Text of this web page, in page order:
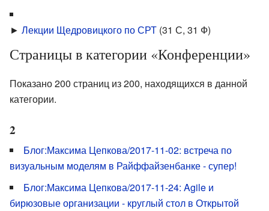
► Лекции Щедровицкого по СРТ (31 С, 31 Ф)
Страницы в категории «Конференции»
Показано 200 страниц из 200, находящихся в данной
категории.
2
Блог:Максима Цепкова/2017-11-02: встреча по
визуальным моделям в Райффайзенбанке - супер!
Блог:Максима Цепкова/2017-11-24: Agile и
бирюзовые организации - круглый стол в Открытой